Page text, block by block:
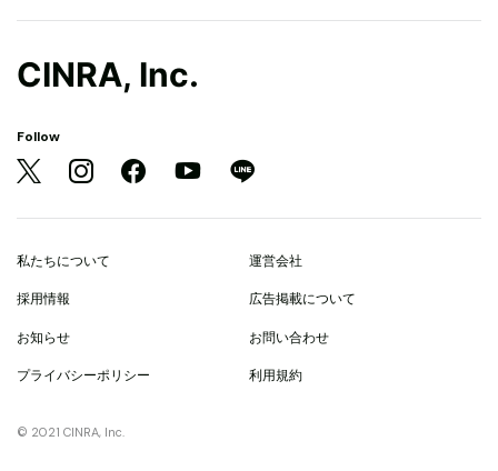
CINRA, Inc.
Follow
私たちについて 運営会社
採用情報 広告掲載について
お知らせ お問い合わせ
プライバシーポリシー 利用規約
© 2021 CINRA, Inc.